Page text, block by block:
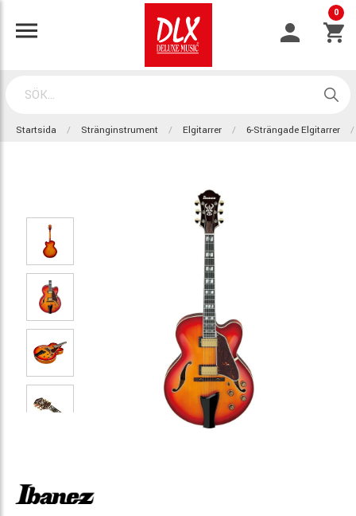
0
Startsida Stränginstrument Elgitarrer 6-Strängade Elgitarrer